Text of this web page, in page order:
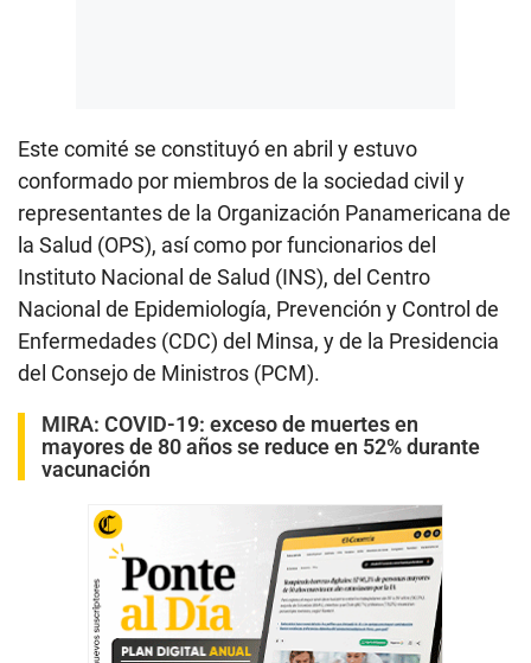
Este comité se constituyó en abril y estuvo
conformado por miembros de la sociedad civil y
representantes de la Organización Panamericana de
la Salud (OPS), así como por funcionarios del
Instituto Nacional de Salud (INS), del Centro
Nacional de Epidemiología, Prevención y Control de
Enfermedades (CDC) del Minsa, y de la Presidencia
del Consejo de Ministros (PCM).
MIRA: COVID-19: exceso de muertes en
mayores de 80 años se reduce en 52% durante
vacunación